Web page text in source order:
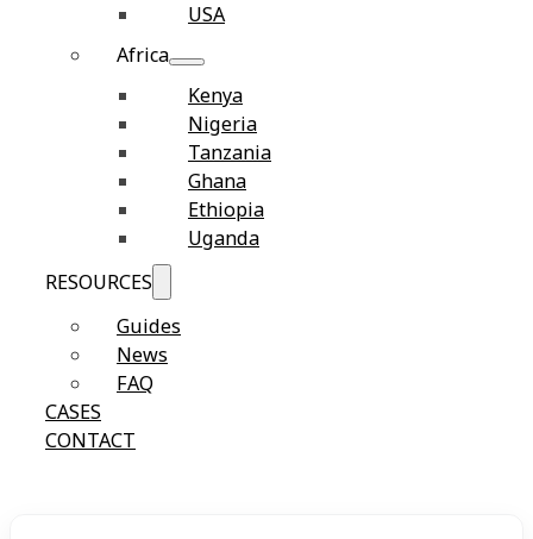
USA
Africa
Kenya
Nigeria
Tanzania
Ghana
Ethiopia
Uganda
RESOURCES
Guides
News
FAQ
CASES
CONTACT